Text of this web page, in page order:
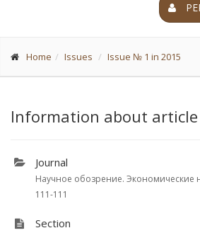
Home Issues Issue № 1 in 2015
Information about article
Journal
Научное обозрение. Экономические
111-111
Section